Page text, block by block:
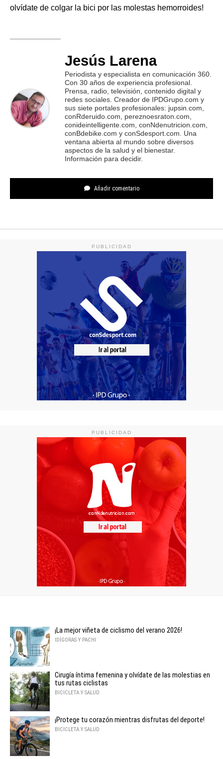
olvídate de colgar la bici por las molestas hemorroides!
Jesús Larena
Periodista y especialista en comunicación 360.
Con 30 años de experiencia profesional.
Prensa, radio, televisión, contenido digital y
redes sociales. Creador de IPDGrupo.com y
sus siete portales profesionales: jupsin.com,
conRderuido.com, pereznoesraton.com,
conideintelligente.com, conNdenutricion.com,
conBdebike.com y conSdesport.com. Una
ventana abierta al mundo sobre diversos
aspectos de la salud y el bienestar.
Información para decidir.
Añadir comentario
PUBLICIDAD
PUBLICIDAD
¡La mejor viñeta de ciclismo del verano 2026!
IDÍGORAS Y PACHI
Cirugía íntima femenina y olvídate de las molestias en
tus rutas ciclistas
BICICLETA Y SALUD
¡Protege tu corazón mientras disfrutas del deporte!
BICICLETA Y SALUD